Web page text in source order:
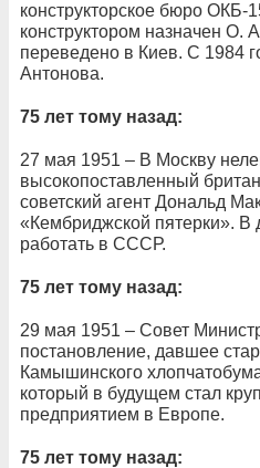
конструкторское бюро ОКБ-
конструктором назначен О.
переведено в Киев. С 1984
Антонова.
75 лет тому назад:
27 мая 1951 – В Москву
высокопоставленный
советский агент Дональд
«Кембриджской пятерки».
работать в СССР.
75 лет тому назад:
29 мая 1951 – Совет
постановление, давшее
Камышинского
который в будущем стал
предприятием в Европе.
75 лет тому назад: